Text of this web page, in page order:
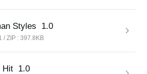
Styles 1.0
/ ZIP : 397.8KB
Hit 1.0